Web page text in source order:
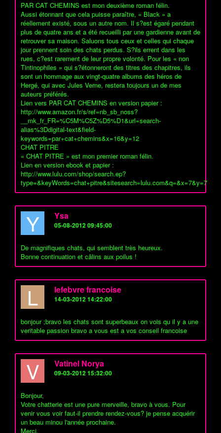
PAR CAT CHEMINS est mon deuxième roman félin.
Aussi étonnant que cela puisse paraître, « Black » a
réellement existé, sous un autre nom. Il s?est égaré pendant
plus de quatre ans et a été recueilli par une gardienne avant de
retrouver sa maison. Saluons tous ceux et celles qui chaque
jour prennent soin des chats perdus. S?ils errent dans les
rues, c?est rarement de leur propre volonté. Pour les « non
Tintinophiles » qui s?étonneront des titres des chapitres, ils
sont un hommage aux vingt-quatre albums des héros de
Hergé, qui avec Jules Verne, restera toujours un de mes
auteurs préférés.
Lien vers PAR CAT CHEMINS en version papier :
http://www.amazon.fr/s/ref=nb_sb_noss?
__mk_fr_FR=%C5M%C5Z%D5%D1&url=search-
alias%3Ddigital-text&field-
keywords=par+cat+chemins&x=16&y=12
CHAT PITRE
« CHAT PITRE » est mon premier roman félin.
Lien en version ebook et papier :
http://www.lulu.com/shop/search.ep?
type=&keyWords=chat+pitre&sitesearch=lulu.com&q=&x=7&y=7
Y Ysa
05-08-2012 09:45:00
De magnifiques chats, qui semblent très heureux.
Bonne continuation et câlins aux poilus !
L lefebvre francoise
14-03-2012 14:22:00
bonjour ;bravo les chats sont superbeaux on vois qu il y a une
veritable passion bravo a vous est a vos conseil francoise
V Vatinel Norya
09-03-2012 15:32:00
Bonjour,
Votre chatterie est une pure merveille, bravo à vous. Pour
venir vous voir faut-il prendre rendez-vous? je pense acquérir
un beau minou l'année prochaine.
Merci.